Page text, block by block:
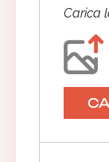
Carica